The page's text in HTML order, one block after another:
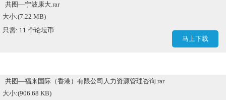
共图—宁波康大.rar
大小:(7.22 MB)
只需: 11 个论坛币
马上下载
共图—福来国际（香港）有限公司人力资源管理咨询.rar
大小:(906.68 KB)